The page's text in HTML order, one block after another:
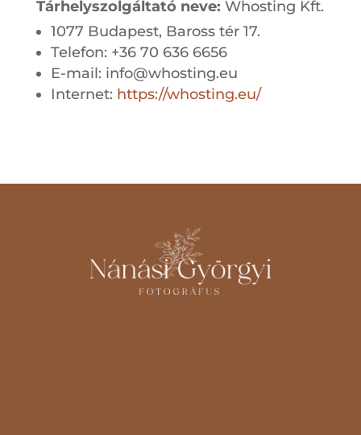
Tárhelyszolgáltató neve: Whosting Kft.
1077 Budapest, Baross tér 17.
Telefon: +36 70 636 6656
E-mail: info@whosting.eu
Internet: https://whosting.eu/